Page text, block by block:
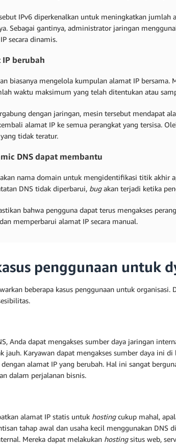
IPv6 diperkenalkan untuk meningkatkan jumlah
Sebagai gantinya, administrator jaringan
secara dinamis.
berubah
biasanya mengelola kumpulan alamat IP bersama.
waktu maksimum yang telah ditentukan atau
dengan jaringan, mesin tersebut mendapat
alamat IP ke semua perangkat yang tersisa.
tidak teratur.
DNS dapat membantu
nama domain untuk mengidentifikasi titik akhir
DNS tidak diperbarui, bugakan terjadi ketika
bahwa pengguna dapat terus mengakses
memperbarui alamat IP secara manual.
penggunaan untuk
beberapa kasus penggunaan untuk
Anda dapat mengakses sumber daya jaringan
jauh. Karyawan dapat mengakses sumber daya ini
alamat IP yang berubah. Hal ini sangat
dalam perjalanan bisnis.
alamat IP statis untuk hostingcukup mahal,
tahap awal dan usaha kecil menggunakan DNS
Mereka dapat melakukan hostingsitus web,